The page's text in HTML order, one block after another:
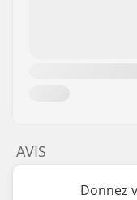
AVIS
Donnez